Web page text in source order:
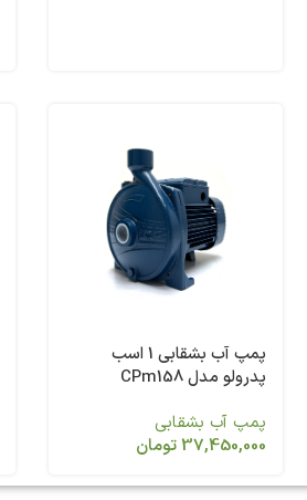
پمپ آب بشقابی 1 اسب
پدرولو مدل CPm158
پمپ آب بشقابی
37,450,000تومان